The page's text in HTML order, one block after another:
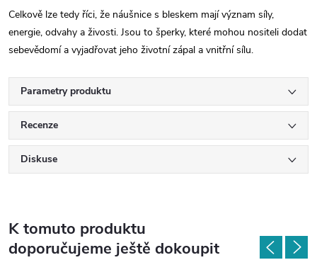
Celkově lze tedy říci, že náušnice s bleskem mají význam síly,
energie, odvahy a živosti. Jsou to šperky, které mohou nositeli dodat
sebevědomí a vyjadřovat jeho životní zápal a vnitřní sílu.
Parametry produktu
Recenze
Diskuse
K tomuto produktu
doporučujeme ještě dokoupit